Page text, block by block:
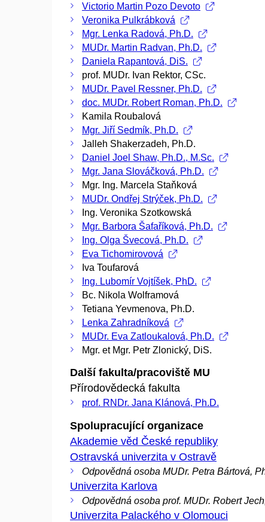
Victorio Martin Pozo Devoto
Veronika Pulkrábková
Mgr. Lenka Radová, Ph.D.
MUDr. Martin Radvan, Ph.D.
Daniela Rapantová, DiS.
prof. MUDr. Ivan Rektor, CSc.
MUDr. Pavel Ressner, Ph.D.
doc. MUDr. Robert Roman, Ph.D.
Kamila Roubalová
Mgr. Jiří Sedmík, Ph.D.
Jalleh Shakerzadeh, Ph.D.
Daniel Joel Shaw, Ph.D., M.Sc.
Mgr. Jana Slováčková, Ph.D.
Mgr. Ing. Marcela Staňková
MUDr. Ondřej Strýček, Ph.D.
Ing. Veronika Szotkowská
Mgr. Barbora Šafaříková, Ph.D.
Ing. Olga Švecová, Ph.D.
Eva Tichomirovová
Iva Toufarová
Ing. Lubomír Vojtíšek, PhD.
Bc. Nikola Wolframová
Tetiana Yevmenova, Ph.D.
Lenka Zahradníková
MUDr. Eva Zatloukalová, Ph.D.
Mgr. et Mgr. Petr Zlonický, DiS.
Další fakulta/pracoviště MU
Přírodovědecká fakulta
prof. RNDr. Jana Klánová, Ph.D.
Spolupracující organizace
Akademie věd České republiky
Ostravská univerzita v Ostravě
Odpovědná osoba MUDr. Petra Bártová,
Univerzita Karlova
Odpovědná osoba prof. MUDr. Robert
Univerzita Palackého v Olomouci